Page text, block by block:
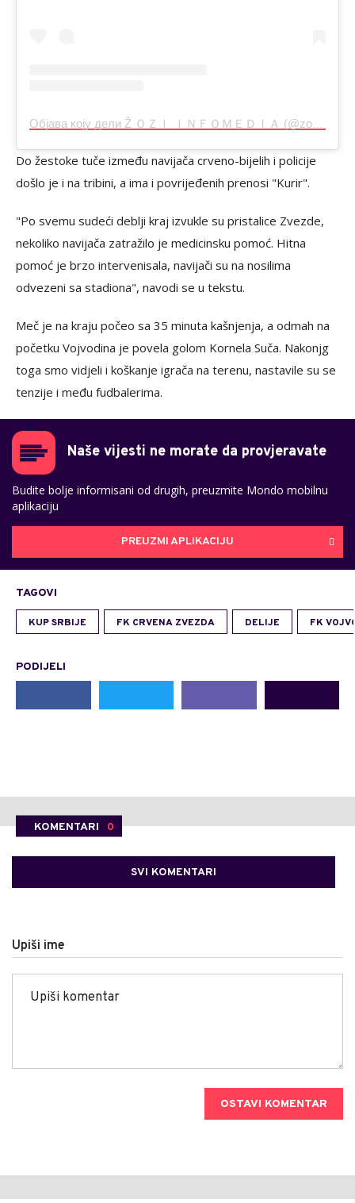
Do žestoke tuče između navijača crveno-bijelih i policije
došlo je i na tribini, a ima i povrijeđenih prenosi "Kurir".
"Po svemu sudeći deblji kraj izvukle su pristalice Zvezde,
nekoliko navijača zatražilo je medicinsku pomoć. Hitna
pomoć je brzo intervenisala, navijači su na nosilima
odvezeni sa stadiona", navodi se u tekstu.
Meč je na kraju počeo sa 35 minuta kašnjenja, a odmah na
početku Vojvodina je povela golom Kornela Suča. Nakonjg
toga smo vidjeli i koškanje igrača na terenu, nastavile su se
tenzije i među fudbalerima.
Naše vijesti ne morate da provjeravate
Budite bolje informisani od drugih, preuzmite Mondo mobilnu
aplikaciju
PREUZMI APLIKACIJU
TAGOVI
KUP SRBIJE FK CRVENA ZVEZDA DELIJE FK
PODIJELI
KOMENTARI 0
SVI KOMENTARI
Upiši ime
OSTAVI KOMENTAR